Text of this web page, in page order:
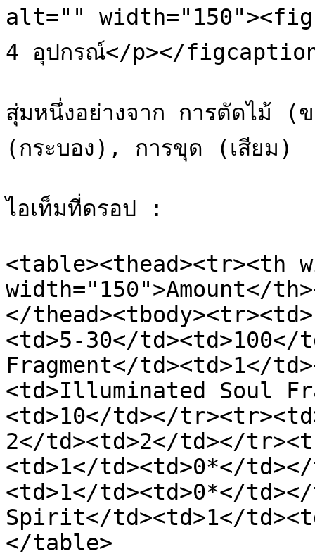
alt=""
4 อุปกรณ์</p></
สุ่มหนึ่งอย่างจาก การตัดไม้
(กระบอง), การขุด (เสียม)
ไอเท็มที่ดรอป :
<table><thead><tr><th
width="150">Amount</
</
<td>5-30</
Fragment</td><td>1</
<td>Illuminated Soul
<td>10</td></
2</td><td>2</td></
<td>1</td><td>0*</
<td>1</td><td>0*</
Spirit</td><td>1</
</table>